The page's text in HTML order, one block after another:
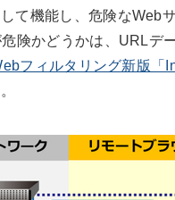
て機能し、危険なWeb
険かどうかは、URLデ
フィルタリング新版「